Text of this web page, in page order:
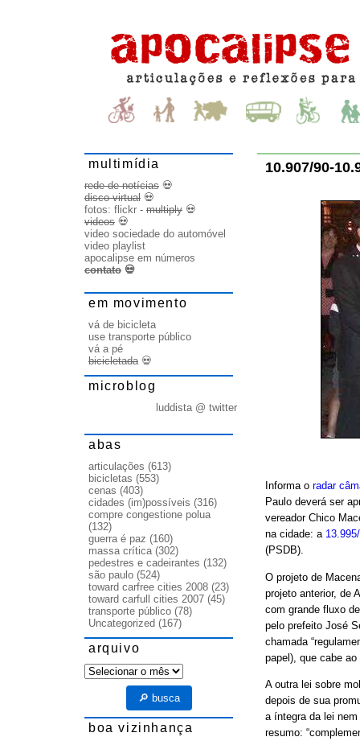
10.907/90-
Informa o radar
Paulo deverá ser
vereador Chico
na cidade: a
(PSDB).
O projeto de
projeto anterior, de
com grande fluxo
pelo prefeito José
chamada
papel), que cabe
A outra lei sobre
depois de sua
a íntegra da lei
resumo:
multimídia
rede de notícias 💀
disco virtual 💀
fotos: flickr - multiply 💀
videos 💀
video sociedade do automóvel
video playlist
apocalipse em números
contato 💀
em movimento
vá de bicicleta
use transporte público
vá a pé
bicicletada💀
microblog
luddista @ twitter
abas
articulações (613)
bicicletas (553)
cenas (403)
cidades (im)possíveis (316)
compre congestione polua
(132)
guerra é paz (160)
massa crítica(302)
pedestres e cadeirantes (132)
são paulo (524)
toward carfree cities 2008 (23)
toward carfull cities 2007 (45)
transporte público (78)
Uncategorized (167)
arquivo
arquivo
🔎 busca
boa vizinhança